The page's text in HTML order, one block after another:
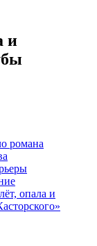
и
романа
опала и